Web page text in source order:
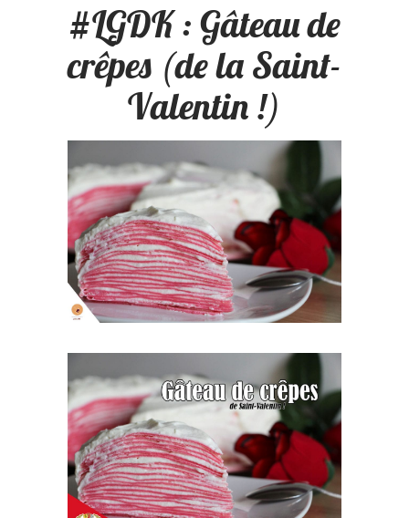
#LGDK : Gâteau de
crêpes (de la Saint-
Valentin !)